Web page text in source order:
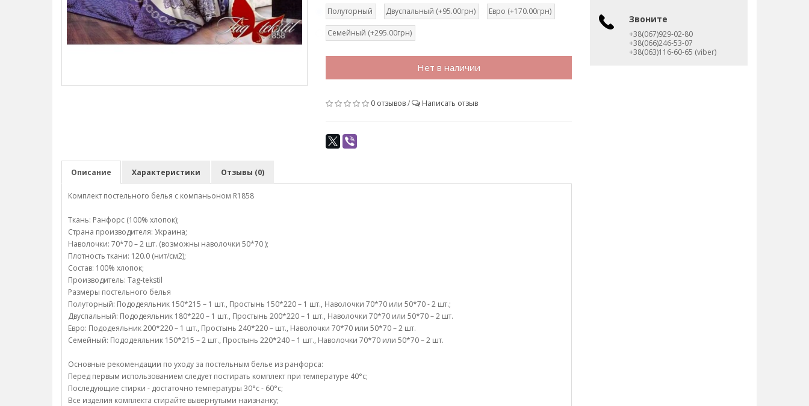
Полуторный
Двуспальный (+95.00грн) Евро (+170.00грн)
Семейный (+295.00грн)
Нет в наличии
0 отзывов/ Написать отзыв
Описание Характеристики Отзывы (0)
Комплект постельного белья с компаньоном R1858
Ткань: Ранфорс (100% хлопок);
Страна производителя: Украина;
Наволочки: 70*70 – 2 шт. (возможны наволочки 50*70 );
Плотность ткани: 120.0 (нит/см2);
Состав: 100% хлопок;
Производитель: Tag-tekstil
Размеры постельного белья
Полуторный: Пододеяльник 150*215 – 1 шт., Простынь 150*220 – 1 шт., Наволочки 70*70 или 50*70 - 2 шт.;
Двуспальный: Пододеяльник 180*220 – 1 шт., Простынь 200*220 – 1 шт., Наволочки 70*70 или 50*70 – 2 шт.
Евро: Пододеяльник 200*220 – 1 шт., Простынь 240*220 – шт., Наволочки 70*70 или 50*70 – 2 шт.
Семейный: Пододеяльник 150*215 – 2 шт., Простынь 220*240 – 1 шт., Наволочки 70*70 или 50*70 – 2 шт.
Основные рекомендации по уходу за постельным белье из ранфорса:
Перед первым использованием следует постирать комплект при температуре 40°c;
Последующие стирки - достаточно температуры 30°c - 60°c;
Все изделия комплекта стирайте вывернутыми наизнанку;
Звоните
+38(067)929-02-80
+38(066)246-53-07
+38(063)116-60-65 (viber)